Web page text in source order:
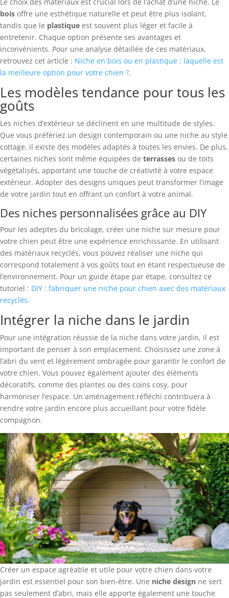
bois offre une esthétique naturelle et peut être plus isolant,
tandis que le plastique est souvent plus léger et facile à
entretenir. Chaque option présente ses avantages et
inconvénients. Pour une analyse détaillée de ces matériaux,
retrouvez cet article : Niche en bois ou en plastique : laquelle est
la meilleure option pour votre chien ?.
Les modèles tendance pour tous les
goûts
Les niches d’extérieur se déclinent en une multitude de styles.
Que vous préfériez un design contemporain ou une niche au style
cottage, il existe des modèles adaptés à toutes les envies. De plus,
certaines niches sont même équipées de terrasses ou de toits
végétalisés, apportant une touche de créativité à votre espace
extérieur. Adopter des designs uniques peut transformer l’image
de votre jardin tout en offrant un confort à votre animal.
Des niches personnalisées grâce au DIY
Pour les adeptes du bricolage, créer une niche sur mesure pour
votre chien peut être une expérience enrichissante. En utilisant
des matériaux recyclés, vous pouvez réaliser une niche qui
correspond totalement à vos goûts tout en étant respectueuse de
l’environnement. Pour un guide étape par étape, consultez ce
tutoriel : DIY : fabriquer une niche pour chien avec des matériaux
recyclés.
Intégrer la niche dans le jardin
Pour une intégration réussie de la niche dans votre jardin, il est
important de penser à son emplacement. Choisissez une zone à
l’abri du vent et légèrement ombragée pour garantir le confort de
votre chien. Vous pouvez également ajouter des éléments
décoratifs, comme des plantes ou des coins cosy, pour
harmoniser l’espace. Un aménagement réfléchi contribuera à
rendre votre jardin encore plus accueillant pour votre fidèle
compagnon.
Créer un espace agréable et utile pour votre chien dans votre
jardin est essentiel pour son bien-être. Une niche design ne sert
pas seulement d’abri, mais elle apporte également une touche